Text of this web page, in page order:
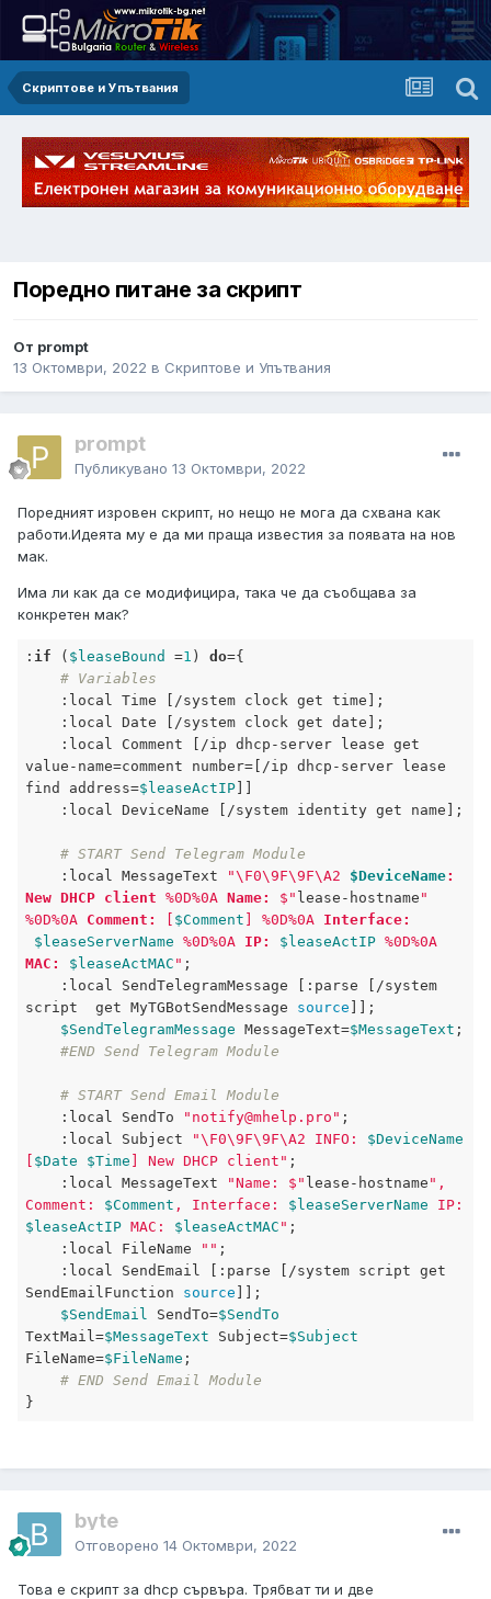
Скриптове и Упътвания
Поредно питане за скрипт
От prompt
13 Октомври, 2022 в Скриптове и Упътвания
prompt
Публикувано 13 Октомври, 2022
Поредният изровен скрипт, но нещо не мога да схвана как
работи.Идеята му е да ми праща известия за появата на нов
мак.
Има ли как да се модифицира, така че да съобщава за
конкретен мак?
: if ( $leaseBound =1 ) do={
# Variables
:local Time [ /system clock get time];
:local Date [ /system clock get date];
:local Comment [ /ip dhcp-server lease get
value-name=comment number=[
find
address=$leaseActIP]]
:local DeviceName [ /system identity get name];
# START Send Telegram Module
:local MessageText "\F0\9F\9F\A2 $DeviceName:
New DHCP client %0D%0A Name: $" lease-hostname "
%0D%0A Comment: $Comment ] %0D%0A Interface:
$leaseServerName %0D%0A IP: $leaseActIP
%0D%0A
MAC:
$leaseActMAC " ;
:local SendTelegramMessage [ :parse
/system
script
get MyTGBotSendMessage source ]];
$SendTelegramMessage MessageText=$MessageText ;
#END Send Telegram Module
# START Send Email Module
:local SendTo "notify@mhelp.pro" ;
:local Subject "\F0\9F\9F\A2 INFO: $DeviceName
$Date $Time ] New DHCP client" ;
:local MessageText "Name: $" lease-hostname ",
Comment: $Comment , Interface: $leaseServerName
$leaseActIP MAC: $leaseActMAC " ;
:local FileName "" ;
:local SendEmail [ :parse /system script get
SendEmailFunction source ]];
$SendEmail
SendTo=$SendTo
TextMail=$MessageText Subject=$Subject
FileName=$FileName ;
# END Send Email Module
}
byte
Отговорено 14 Октомври, 2022
Това е скрипт за dhcp сървъра. Трябват ти и две